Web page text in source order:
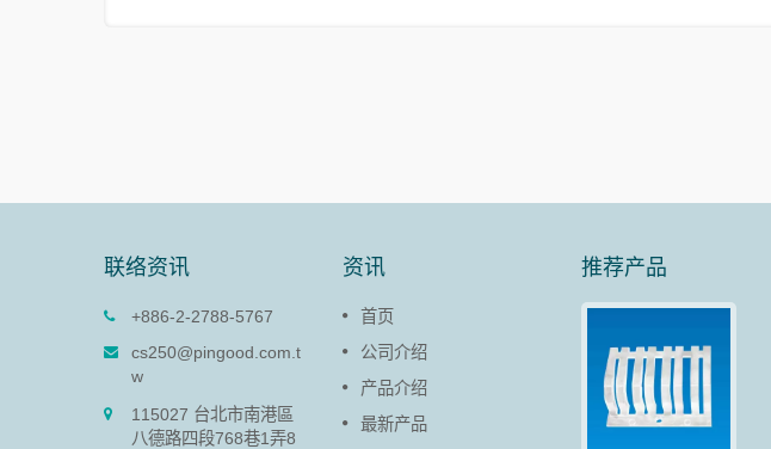
联络资讯
+886-2-2788-5767
cs250@pingood.com.t
w
115027 台北市南港區
八德路四段768巷1弄8
资讯
首页
公司介绍
产品介绍
最新产品
推荐产品
塑胶阻尼器(PG-13)
塑胶阻尼器的作用在于减缓面板、
门盖于开启、闭合时因力道过大而
受损并延长产品寿命。